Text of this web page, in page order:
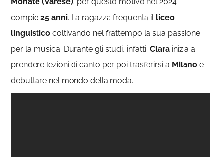
compie25 anni. La ragazza frequenta il liceo
linguistico coltivando nel frattempo la sua passione
per la musica. Durante gli studi, infatti,Clara inizia a
prendere lezioni di canto per poi trasferirsi a Milano e
debuttare nel mondo della moda.